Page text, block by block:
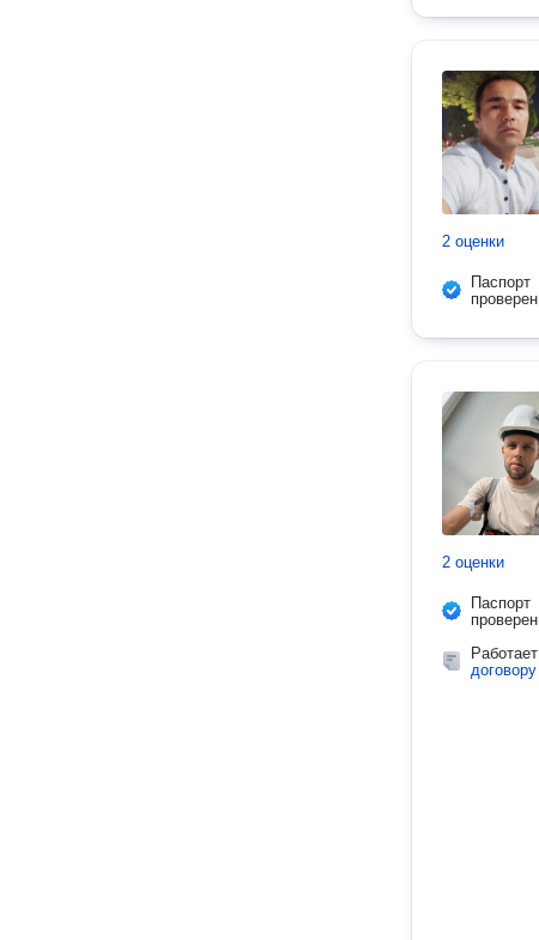
2 оценки
Паспорт
проверен
2 оценки
Паспорт
проверен
Работает
договору